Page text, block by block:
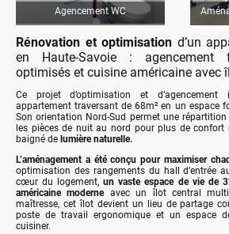
Agencement WC
Rénovation et optimisation d’un
en Haute-Savoie : agencement
optimisés et cuisine américaine avec
Ce projet d’optimisation et d’agencement
appartement traversant de 68m² en un espace
Son orientation Nord-Sud permet une
les pièces de nuit au nord pour plus de confort
baigné de lumière naturelle.
L’aménagement a été conçu pour maximiser
optimisation des rangements du hall d’entrée
cœur du logement, un vaste espace de vie de
américaine moderneavec un îlot central
maîtresse, cet îlot devient un lieu de partage
poste de travail ergonomique et un espace
cuisiner.